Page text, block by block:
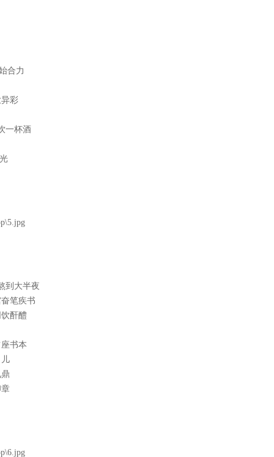
合力
彩
一杯酒
到大半夜
笔疾书
酐醴
书本